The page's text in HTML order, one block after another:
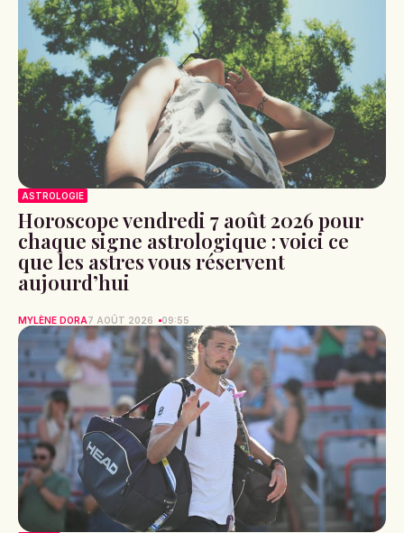
ASTROLOGIE
Horoscope vendredi 7 août 2026 pour
chaque signe astrologique : voici ce
que les astres vous réservent
aujourd’hui
MYLÈNE DORA7 AOÛT 2026 09:55